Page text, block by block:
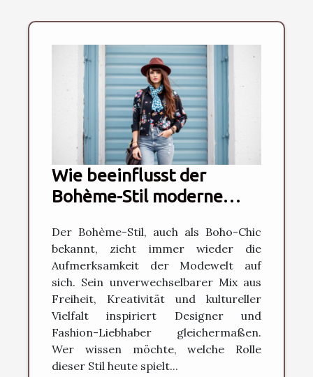
Wie beeinflusst der
Bohème-Stil moderne
Der Bohème-Stil, auch als Boho-Chic
bekannt, zieht immer wieder die
Aufmerksamkeit der Modewelt auf
sich. Sein unverwechselbarer Mix aus
Freiheit, Kreativität und kultureller
Vielfalt inspiriert Designer und
Fashion-Liebhaber gleichermaßen.
Wer wissen möchte, welche Rolle
dieser Stil heute spielt...